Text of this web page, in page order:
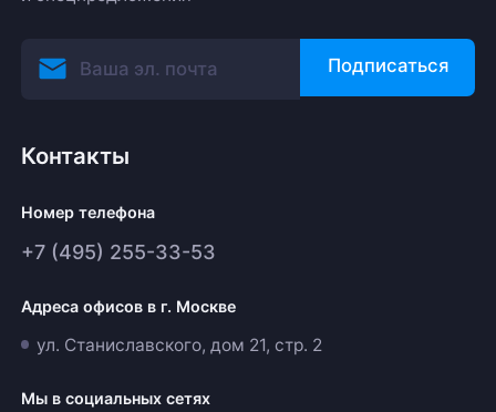
Подписаться
Контакты
Номер телефона
+7 (495) 255-33-53
Адреса офисов в г. Москве
ул. Станиславского, дом 21, стр. 2
Мы в социальных сетях